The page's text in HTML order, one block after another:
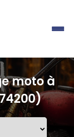
moto à